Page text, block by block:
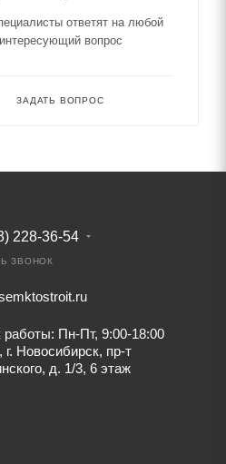
ответят на любой
интересующий вопрос
ЗАДАТЬ ВОПРОС
228-36-54
ЗВОНОК
работы: Пн-Пт, 9:00-18:00
г. Новосибирск, пр-т
д. 1/3, 6 этаж